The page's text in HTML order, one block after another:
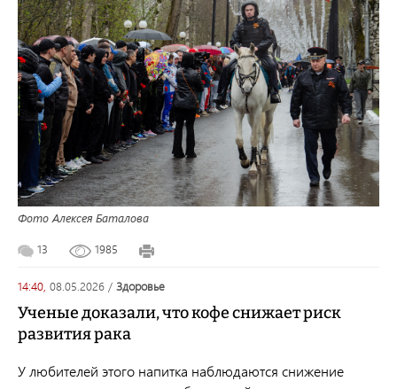
Фото Алексея Баталова
13 1985
14:40, 08.05.2026 / здоровье
Ученые доказали, что кофе снижает риск
развития рака
У любителей этого напитка наблюдаются снижение